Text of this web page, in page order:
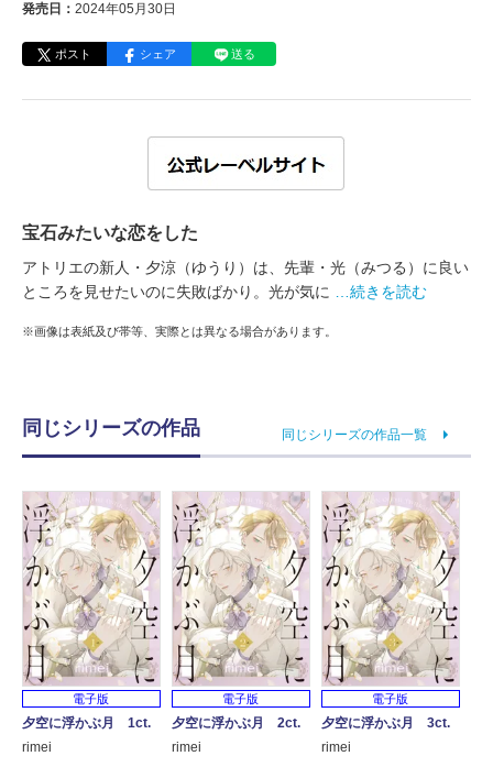
発売日： 2024年05月30日
ポスト シェア 送る
宝石みたいな恋をした
アトリエの新人・夕涼（ゆうり）は、先輩・光（みつる）に良い
ところを見せたいのに失敗ばかり。光が気に
…続きを読む
※画像は表紙及び帯等、実際とは異なる場合があります。
同じシリーズの作品 同じシリーズの作品一覧
電子版
夕空に浮かぶ月 1ct.
rimei
電子版
夕空に浮かぶ月 2ct.
rimei
電子版
夕空に浮かぶ月 3ct.
rimei